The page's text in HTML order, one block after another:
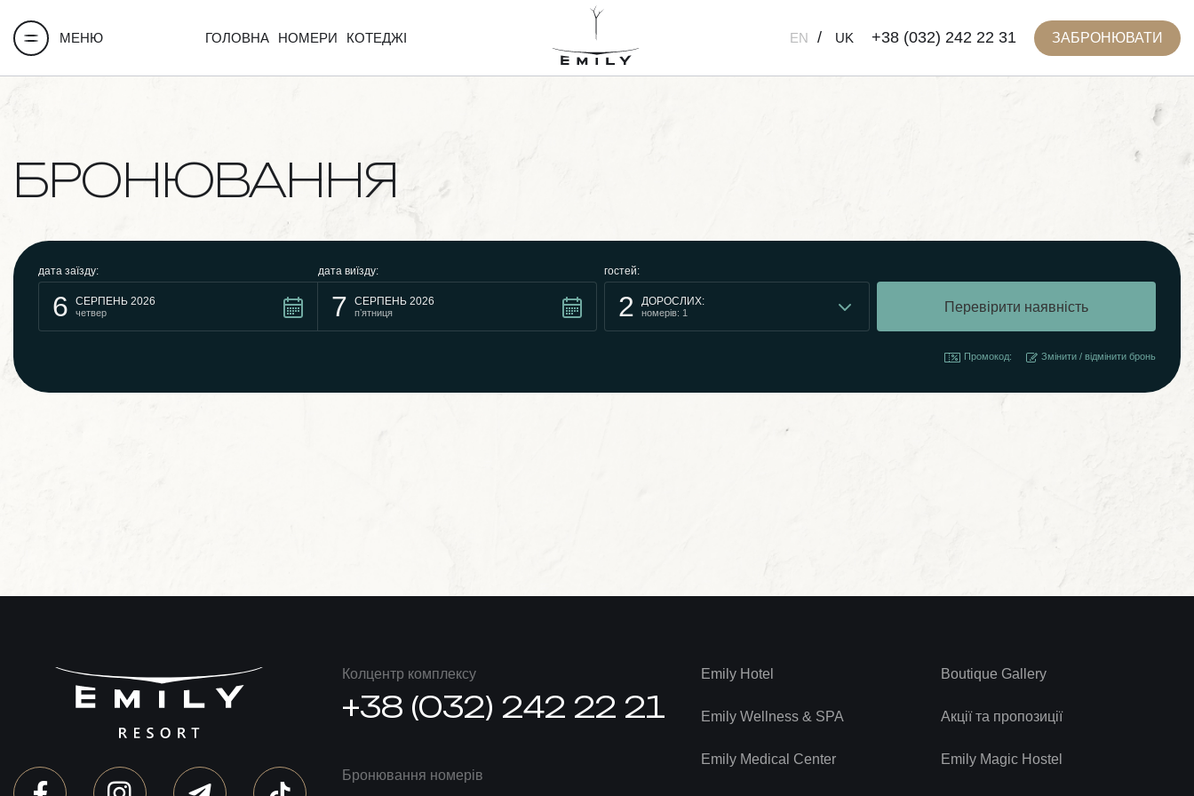
МЕНЮ ГОЛОВНА НОМЕРИ КОТЕДЖІ EN UK +38 (032) 242 22 31 ЗАБРОНЮВАТИ
БРОНЮВАННЯ
дата заїзду:
6 СЕРПЕНЬ 2026
четвер
дата виїзду:
7 СЕРПЕНЬ 2026
пʼятниця
гостей:
2 ДОРОСЛИХ:
номерів: 1
Промокод: Змінити / відмінити бронь
Колцентр комплексу
+38 (032) 242 22 21
Бронювання номерів
Emily Hotel
Emily Wellness & SPA
Emily Medical Center
Boutique Gallery
Акції та пропозиції
Emily Magic Hostel